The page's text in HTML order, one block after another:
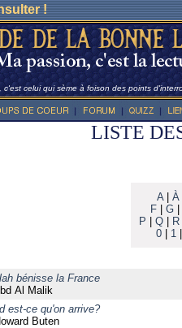
!
c'est celui qui sème à foison des points
LISTE
A| À
F
G
P
Q R
0
1
bénisse la France
Al Malik
est-ce qu'on arrive?
Buten